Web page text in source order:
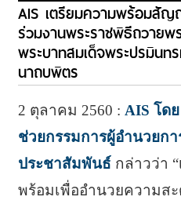
AIS เตรียมความพร้อมสั
ร่วมงานพระราชพิธีถวาย
พระบาทสมเด็จพระปรมิน
นาถบพิตร
2 ตุลาคม 2560 : AIS โด
ช่วยกรรมการผู้อำนวยก
ประชาสัมพันธ์ กล่าวว่า
พร้อมเพื่ออำนวยความส